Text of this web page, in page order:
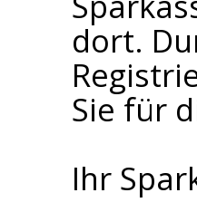
dort.
Sie für
Ihr